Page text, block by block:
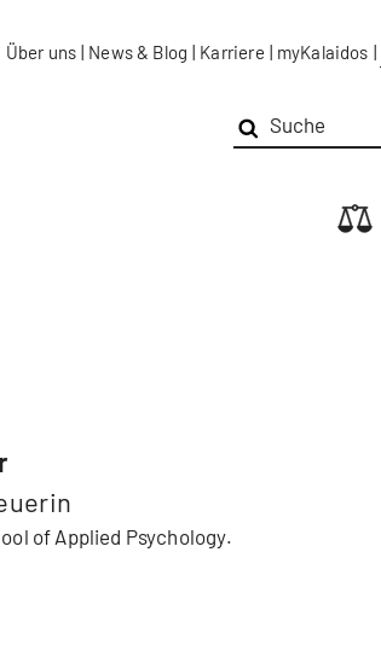
Über uns | News & Blog | Karriere | myKalaidos |
of Applied Psychology.